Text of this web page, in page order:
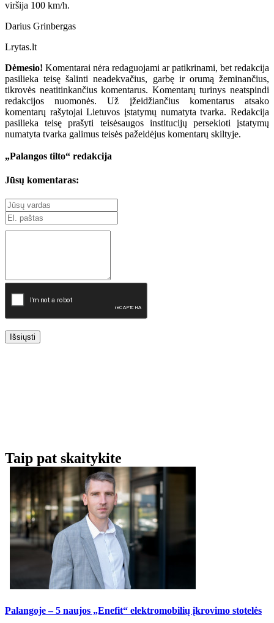
viršija 100 km/h.
Darius Grinbergas
Lrytas.lt
Dėmesio! Komentarai nėra redaguojami ar patikrinami, bet redakcija
pasilieka teisę šalinti neadekvačius, garbę ir orumą žeminančius,
tikrovės neatitinkančius komentarus. Komentarų turinys neatspindi
redakcijos nuomonės. Už įžeidžiančius komentarus atsako
komentarų rašytojai Lietuvos įstatymų numatyta tvarka. Redakcija
pasilieka teisę prašyti teisėsaugos institucijų persekioti įstatymų
numatyta tvarka galimus teisės pažeidėjus komentarų skiltyje.
„Palangos tilto“ redakcija
Jūsų komentaras:
Išsiųsti
Taip pat skaitykite
Palangoje – 5 naujos „Enefit“ elektromobilių įkrovimo stotelės